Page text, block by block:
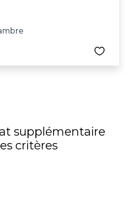
supplémentaire
critères